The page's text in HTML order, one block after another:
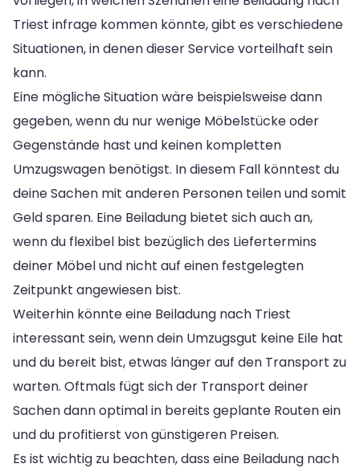
Triest infrage kommen könnte, gibt es verschiedene
Situationen, in denen dieser Service vorteilhaft sein
kann.
Eine mögliche Situation wäre beispielsweise dann
gegeben, wenn du nur wenige Möbelstücke oder
Gegenstände hast und keinen kompletten
Umzugswagen benötigst. In diesem Fall könntest du
deine Sachen mit anderen Personen teilen und somit
Geld sparen. Eine Beiladung bietet sich auch an,
wenn du flexibel bist bezüglich des Liefertermins
deiner Möbel und nicht auf einen festgelegten
Zeitpunkt angewiesen bist.
Weiterhin könnte eine Beiladung nach Triest
interessant sein, wenn dein Umzugsgut keine Eile hat
und du bereit bist, etwas länger auf den Transport zu
warten. Oftmals fügt sich der Transport deiner
Sachen dann optimal in bereits geplante Routen ein
und du profitierst von günstigeren Preisen.
Es ist wichtig zu beachten, dass eine Beiladung nach